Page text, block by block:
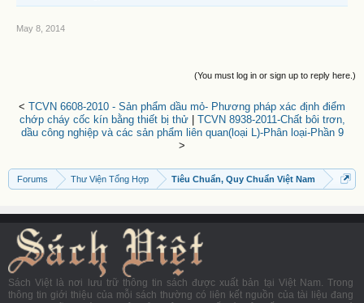
May 8, 2014
(You must log in or sign up to reply here.)
< TCVN 6608-2010 - Sản phẩm dầu mỏ- Phương pháp xác định điểm
chớp cháy cốc kín bằng thiết bị thử| TCVN 8938-2011-Chất bôi trơn,
dầu công nghiệp và các sản phẩm liên quan(loại L)-Phân loại-Phần 9
>
Forums Thư Viện Tổng Hợp Tiêu Chuẩn, Quy Chuẩn Việt Nam
Sách Việt là nơi lưu trữ thông tin sách được xuất bản tại Việt Nam. Trong
thông tin giới thiệu của mỗi sách thường có liên kết nguồn của tài liệu đang